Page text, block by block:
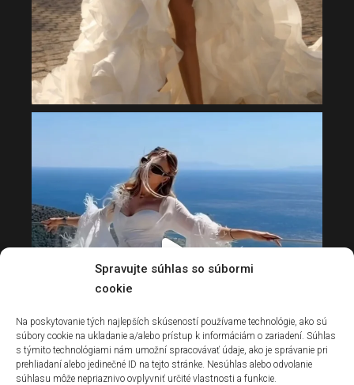
Spravujte súhlas so súbormi
cookie
Na poskytovanie tých najlepších skúseností používame technológie, ako sú
súbory cookie na ukladanie a/alebo prístup k informáciám o zariadení. Súhlas
s týmito technológiami nám umožní spracovávať údaje, ako je správanie pri
prehliadaní alebo jedinečné ID na tejto stránke. Nesúhlas alebo odvolanie
súhlasu môže nepriaznivo ovplyvniť určité vlastnosti a funkcie.